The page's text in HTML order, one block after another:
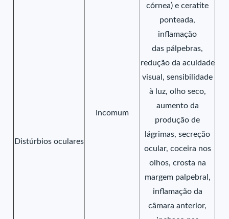
Distúrbios oculares
Incomum
córnea) e ceratite
ponteada,
inflamação
das pálpebras,
redução da acuidade
visual, sensibilidade
à luz, olho seco,
aumento da
produção de
lágrimas, secreção
ocular, coceira nos
olhos, crosta na
margem palpebral,
inflamação da
câmara anterior,